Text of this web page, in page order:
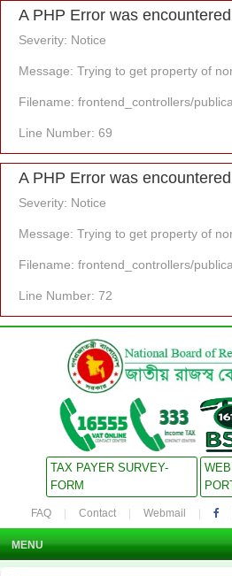
A PHP Error was encountered
Severity: Notice
Message: Trying to get property of
Filename: frontend_controllers/
Line Number: 69
A PHP Error was encountered
Severity: Notice
Message: Trying to get property of
Filename: frontend_controllers/
Line Number: 72
TAX PAYER SURVEY-
FORM
WEB
FAQ Contact Webmail
MENU